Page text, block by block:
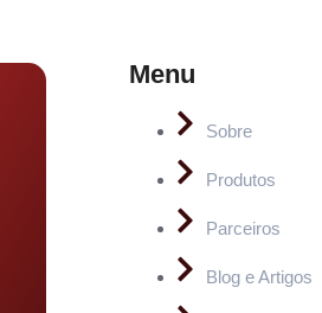
Menu
Sobre
Produtos
Parceiros
Blog e Artigos